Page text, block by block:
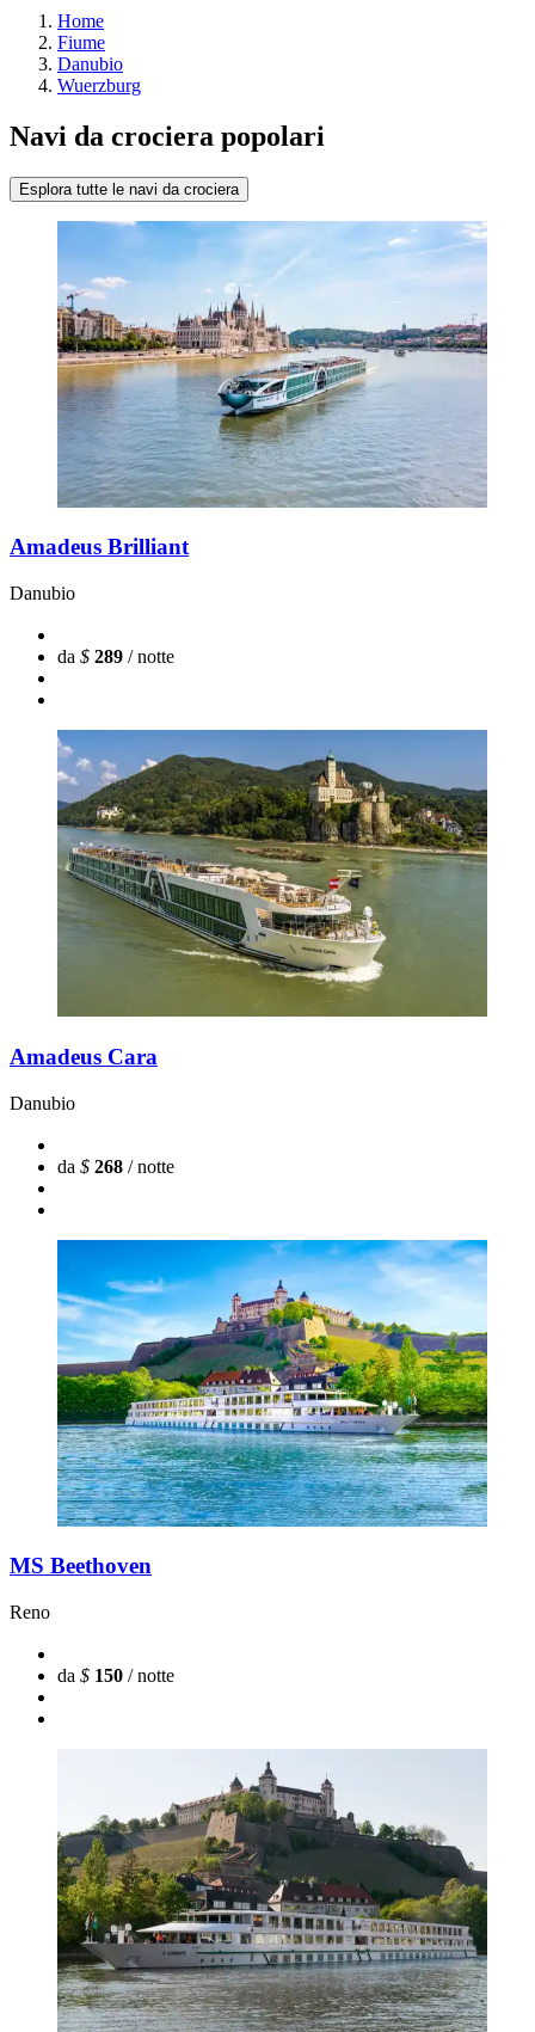
Home
Fiume
Danubio
Wuerzburg
Navi da crociera popolari
Esplora tutte le navi da crociera
Amadeus Brilliant
Danubio
da $ 289 / notte
Amadeus Cara
Danubio
da $ 268 / notte
MS Beethoven
Reno
da $ 150 / notte